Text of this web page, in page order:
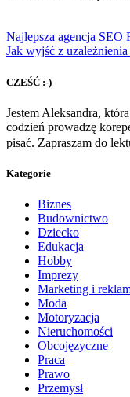
Najlepsza agencja SEO
Jak wyjść z
CZEŚĆ :-)
Jestem Aleksandra,
codzień prowadzę
pisać. Zapraszam do
Kategorie
Biznes
Budownictwo
Dziecko
Edukacja
Hobby
Imprezy
Marketing i
Moda
Motoryzacja
Nieruchomości
Obcojęzyczne
Praca
Prawo
Przemysł